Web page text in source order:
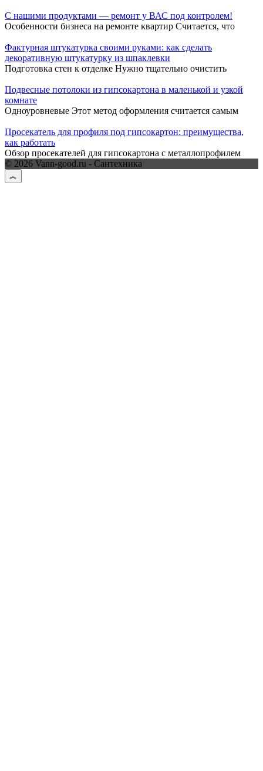
С нашими продуктами — ремонт у ВАС под контролем!
Особенности бизнеса на ремонте квартир Считается, что
Фактурная штукатурка своими руками: как сделать
декоративную штукатурку из шпаклевки
Подготовка стен к отделке Нужно тщательно очистить
Подвесные потолоки из гипсокартона в маленькой и узкой
комнате
Одноуровневые Этот метод оформления считается самым
Просекатель для профиля под гипсокартон: преимущества,
как работать
Обзор просекателей для гипсокартона с металлопрофилем
© 2026 Vann-good.ru - Сантехника